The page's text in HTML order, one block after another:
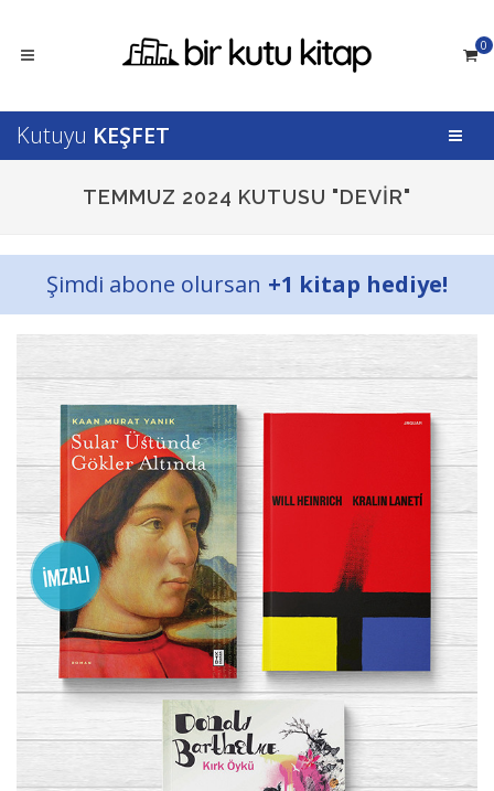
0
Kutuyu KEŞFET
TEMMUZ 2024 KUTUSU "DEVIR"
Şimdi abone olursan +1 kitap hediye!